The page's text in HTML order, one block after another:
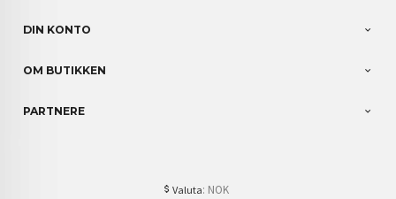
DIN KONTO
OM BUTIKKEN
PARTNERE
Valuta: NOK